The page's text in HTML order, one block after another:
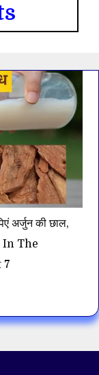
अर्जुन की छाल,
In The
7